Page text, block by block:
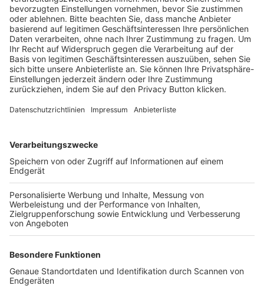
Schulungsangebot Vereinsmitarbeiter
BFV-Geschäftsstellen
Trainerbörse
Login SpielPlus
FOLGE DEM BFV
TOP-VEREINE
TOP-PARTNER